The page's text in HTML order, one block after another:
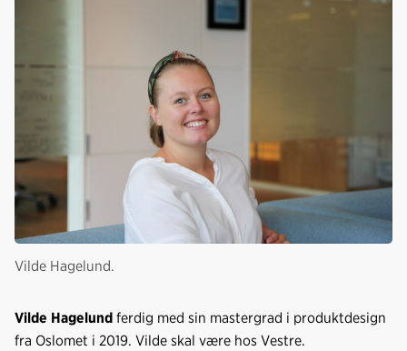
Vilde Hagelund.
Vilde Hagelund ferdig med sin mastergrad i produktdesign
fra Oslomet i 2019. Vilde skal være hos Vestre.